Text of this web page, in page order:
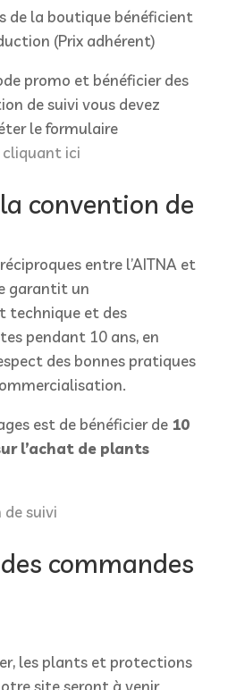
de la boutique bénéficient
(Prix adhérent)
promo et bénéficier des
de suivi vous devez
le formulaire
cliquant ici
convention de
entre l’AITNA et
garantit un
technique et des
pendant 10 ans, en
des bonnes pratiques
est de bénéficier de 10
l’achat de plants
suivi
commandes
les plants et protections
site seront à venir